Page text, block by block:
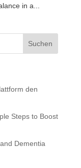
in a...
den
Steps to Boost
Dementia